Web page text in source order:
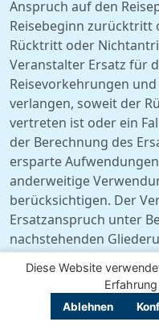
Anspruch auf den
Reisebeginn zurücktritt
Rücktritt oder
Veranstalter Ersatz für
Reisevorkehrungen
verlangen, soweit der
vertreten ist oder ein
der Berechnung des
ersparte
anderweitige
berücksichtigen. Der
Ersatzanspruch unter
nachstehenden
Zeitpunktes des
Reisebeginn in einem
Reisepreis pauschal
Diese Website
Ablehnen